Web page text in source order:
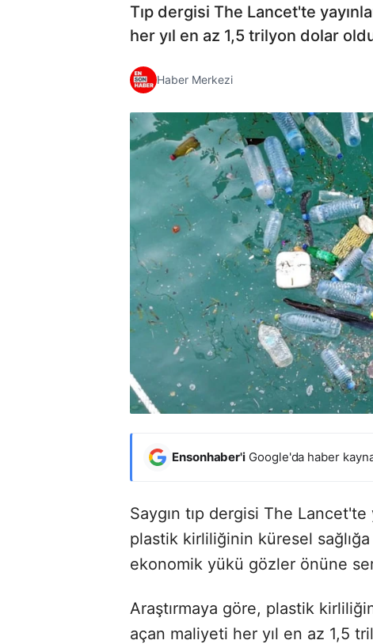
Tıp dergisi The Lancet'te
her yıl en az 1,5 trilyon dolar
Haber Merkezi
Ensonhaber'i Google'da haber
Saygın tıp dergisi The
plastik kirliliğinin küresel
ekonomik yükü gözler önüne
Araştırmaya göre, plastik
açan maliyeti her yıl en az 1,5